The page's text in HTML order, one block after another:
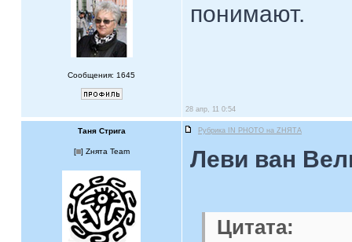
Сообщения: 1645
понимают.
28 апр, 11 0:54
Таня Стрига Рубрика IN PHOTO на ZНЯТА
[ ] Zнята Team Леви ван
Цитата: